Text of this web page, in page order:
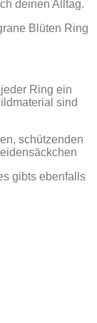
deinen Alltag.
Blüten Ring
Ring ein
sind
schützenden
gibts ebenfalls